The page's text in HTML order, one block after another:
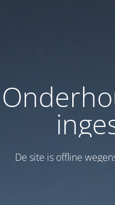
De site is offline